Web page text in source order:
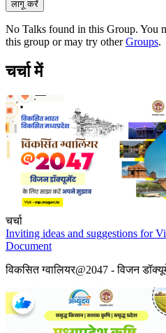
No Talks found in this Group. You
this group or may try otherGroups.
चर्चा में
चर्चा
Inviting ideas and suggestions for
Document
विकसित ग्वालियर@2047 - विजन